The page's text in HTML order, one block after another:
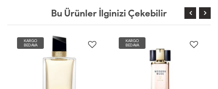
Bu Ürünler İlginizi Çekebilir
KARGO
BEDAVA
KARGO
BEDAVA